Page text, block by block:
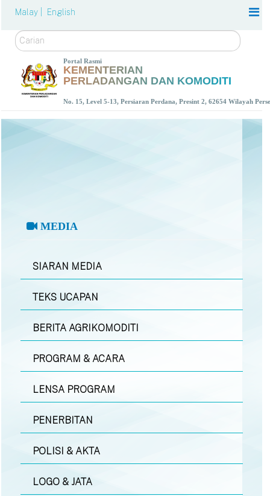
Malay | English
Carian
Portal Rasmi
KEMENTERIAN
PERLADANGAN DAN KOMODITI
No. 15, Level 5-13, Persiaran Perdana, Presint 2, 62654 Wilayah
MEDIA
SIARAN MEDIA
TEKS UCAPAN
BERITA AGRIKOMODITI
PROGRAM & ACARA
LENSA PROGRAM
PENERBITAN
POLISI & AKTA
LOGO & JATA